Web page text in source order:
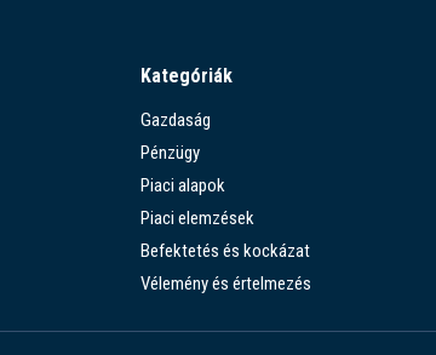
Kategóriák
Gazdaság
Pénzügy
Piaci alapok
Piaci elemzések
Befektetés és kockázat
Vélemény és értelmezés